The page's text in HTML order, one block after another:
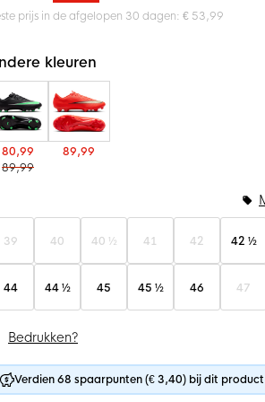
prijs in de afgelopen 30 dagen: € 53,99
kleuren
80,99
89,99
89,99
39 40 40 ½ 41 42 42 ½
44 44 ½ 45 45 ½ 46 47
Bedrukken?
Verdien 68 spaarpunten (€ 3,40) bij dit product